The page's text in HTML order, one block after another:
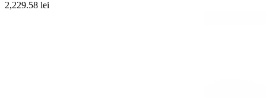
2,229.58 lei